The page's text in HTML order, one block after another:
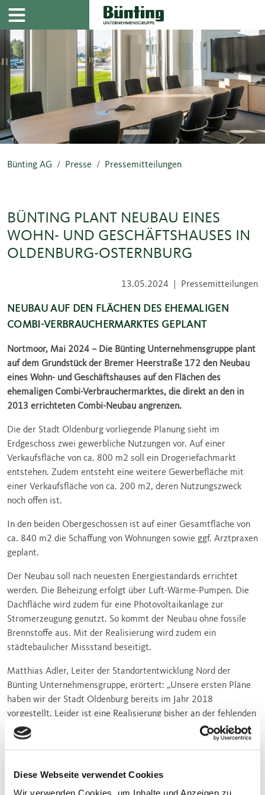
Diese Webseite verwendet Cookies
Navigation
Inhalt
Bünting AG Presse Pressemitteilungen
BÜNTING PLANT NEUBAU EINES
WOHN- UND GESCHÄFTSHAUSES IN
OLDENBURG-OSTERNBURG
13.05.2024 Pressemitteilungen
NEUBAU AUF DEN FLÄCHEN DES EHEMALIGEN
COMBI-VERBRAUCHERMARKTES GEPLANT
Nortmoor, Mai 2024 – Die Bünting Unternehmensgruppe plant
auf dem Grundstück der Bremer Heerstraße 172 den Neubau
eines Wohn- und Geschäftshauses auf den Flächen des
ehemaligen Combi-Verbrauchermarktes, die direkt an den in
2013 errichteten Combi-Neubau angrenzen.
Die der Stadt Oldenburg vorliegende Planung sieht im
Erdgeschoss zwei gewerbliche Nutzungen vor. Auf einer
Verkaufsfläche von ca. 800 m2 soll ein Drogeriefachmarkt
entstehen. Zudem entsteht eine weitere Gewerbefläche mit
einer Verkaufsfläche von ca. 200 m2, deren Nutzungszweck
noch offen ist.
In den beiden Obergeschossen ist auf einer Gesamtfläche von
ca. 840 m2 die Schaffung von Wohnungen sowie ggf. Arztpraxen
geplant.
Der Neubau soll nach neuesten Energiestandards errichtet
werden. Die Beheizung erfolgt über Luft-Wärme-Pumpen. Die
Dachfläche wird zudem für eine Photovoltaikanlage zur
Stromerzeugung genutzt. So kommt der Neubau ohne fossile
Brennstoffe aus. Mit der Realisierung wird zudem ein
städtebaulicher Missstand beseitigt.
Matthias Adler, Leiter der Standortentwicklung Nord der
Bünting Unternehmensgruppe, erörtert: „Unsere ersten Pläne
haben wir der Stadt Oldenburg bereits im Jahr 2018
vorgestellt. Leider ist eine Realisierung bisher an der fehlenden
Einstufung unseres Standortes als ‚Stadtteilzentrum‘
gescheitert. Die ehemalige Stadtbaurätin hat uns damals in
im Stadtteil eine Einstufung rechtfertigen kann.“ Der Entwurf